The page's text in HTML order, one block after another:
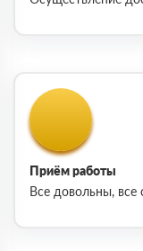
Приём работы
Все довольны, все